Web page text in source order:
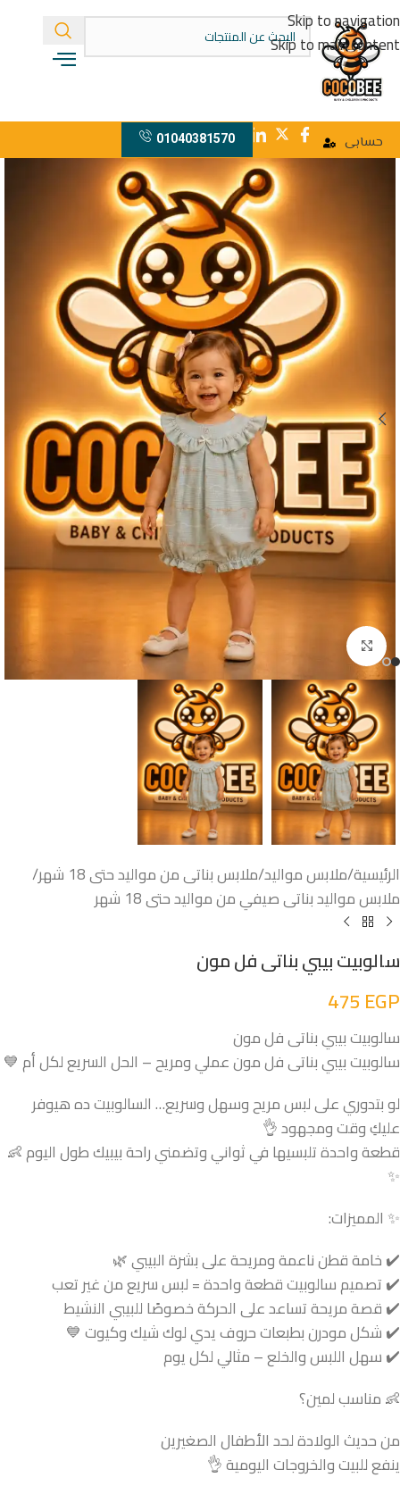
Skip to navigation
Skip to main content
حسابى 01040381570
اضغط للتكبير
الرئيسية/ملابس مواليد/ملابس بناتى من مواليد حتى 18 شهر
/
ملابس مواليد بناتى صيفي من مواليد حتى 18 شهر
سالوبيت بيبي بناتى فل مون
475EGP
سالوبيت بيبي بناتى فل مون
سالوبيت بيبي بناتى فل مون عملي ومريح – الحل السريع لكل أم 💙
لو بتدوري على لبس مريح وسهل وسريع… السالوبيت ده هيوفر
عليكِ وقت ومجهود 👌
قطعة واحدة تلبسيها في ثواني وتضمني راحة بيبيك طول اليوم 👶
✨
✨ المميزات:
✔️ خامة قطن ناعمة ومريحة على بشرة البيبي 🌿
✔️ تصميم سالوبيت قطعة واحدة = لبس سريع من غير تعب
✔️ قصة مريحة تساعد على الحركة خصوصًا للبيبي النشيط
✔️ شكل مودرن بطبعات حروف يدي لوك شيك وكيوت 💙
✔️ سهل اللبس والخلع – مثالي لكل يوم
👶 مناسب لمين؟
من حديث الولادة لحد الأطفال الصغيرين
ينفع للبيت والخروجات اليومية 👌